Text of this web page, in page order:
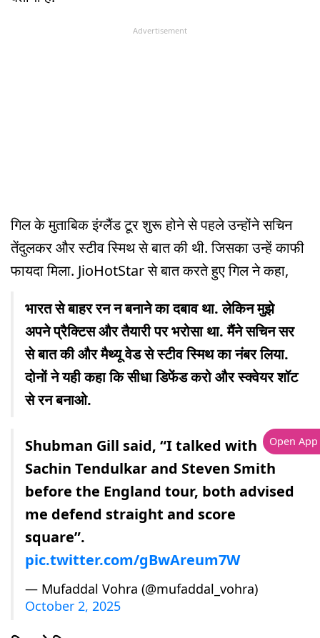
Advertisement
गिल के मुताबिक इंग्लैंड टूर शुरू होने से पहले उन्होंने सचिन
तेंदुलकर और स्टीव स्मिथ से बात की थी. जिसका उन्हें काफी
फायदा मिला. JioHotStar से बात करते हुए गिल ने कहा,
भारत से बाहर रन न बनाने का दबाव था. लेकिन मुझे
अपने प्रैक्टिस और तैयारी पर भरोसा था. मैंने सचिन सर
से बात की और मैथ्यू वेड से स्टीव स्मिथ का नंबर लिया.
दोनों ने यही कहा कि सीधा डिफेंड करो और स्क्वेयर शॉट
से रन बनाओ.
Shubman Gill said, “I talked with
Sachin Tendulkar and Steven Smith
before the England tour, both advised
me defend straight and score
square”.
pic.twitter.com/gBwAreum7W
— Mufaddal Vohra (@mufaddal_vohra)
October 2, 2025
Open App